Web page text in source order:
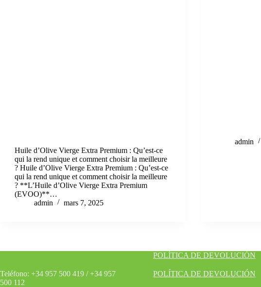
Huile d’Olive Vierge Extra Premium : Qu’est-ce
qui la rend unique et comment choisir la meilleure
? Huile d’Olive Vierge Extra Premium : Qu’est-ce
qui la rend unique et comment choisir la meilleure
? **L’Huile d’Olive Vierge Extra Premium
(EVOO)**…
admin
mars 7, 2025
admin
Teléfono: +34 957 500 419 / +34 957
500 112
POLÍTICA DE DEVOLUCIÓN
POLÍTICA DE DEVOLUCIÓN